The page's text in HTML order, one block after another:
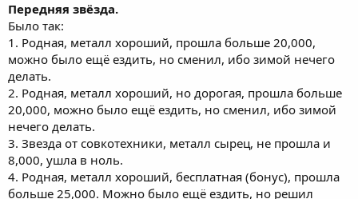
Передняя звёзда.
Было так:
1. Родная, металл хороший, прошла больше 20,000,
можно было ещё ездить, но сменил, ибо зимой нечего
делать.
2. Родная, металл хороший, но дорогая, прошла больше
20,000, можно было ещё ездить, но сменил, ибо зимой
нечего делать.
3. Звезда от совкотехники, металл сырец, не прошла и
8,000, ушла в ноль.
4. Родная, металл хороший, бесплатная (бонус), прошла
больше 25,000. Можно было ещё ездить, но решил